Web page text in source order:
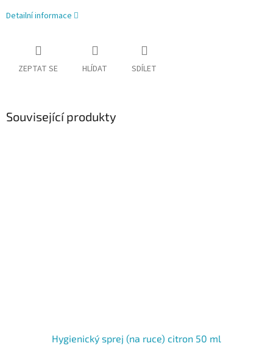
Detailní informace
ZEPTAT SE HLÍDAT SDÍLET
Související produkty
Hygienický sprej (na ruce) citron 50 ml